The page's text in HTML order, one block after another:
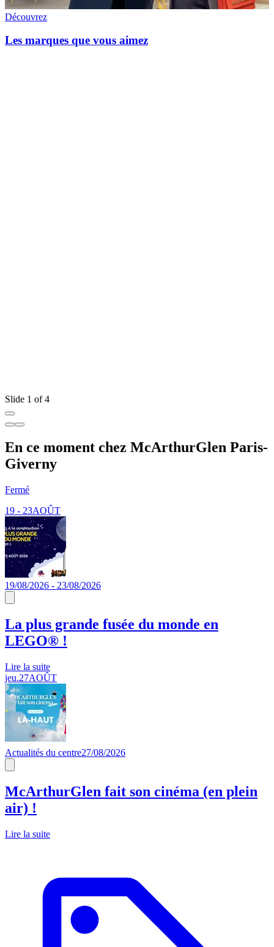
Découvrez
Les marques que vous aimez
Slide 1 of 4
En ce moment chez McArthurGlen Paris-
Giverny
Fermé
19 - 23AOÛT
19/08/2026 - 23/08/2026
La plus grande fusée du monde en
LEGO® !
Lire la suite
jeu.27AOÛT
Actualités du centre27/08/2026
McArthurGlen fait son cinéma (en plein
air) !
Lire la suite